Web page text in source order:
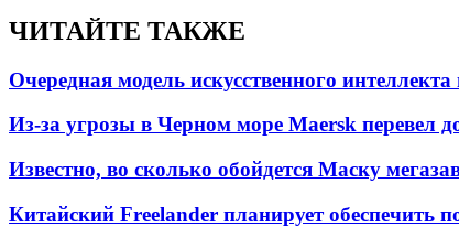
ЧИТАЙТЕ ТАКЖЕ
Очередная модель искусственного
Из-за угрозы в Черном море Maersk перевел
Известно, во сколько обойдется Маску
Китайский Freelander планирует обеспечить